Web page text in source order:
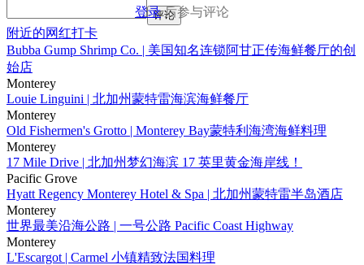
登录后参与评论
评论
附近的网红打卡
Bubba Gump Shrimp Co. | 美国知名连锁阿甘正传海鲜餐厅的创
始店
Monterey
Louie Linguini | 北加州蒙特雷海滨海鲜餐厅
Monterey
Old Fishermen's Grotto | Monterey Bay蒙特利海湾海鲜料理
Monterey
17 Mile Drive | 北加州梦幻海滨 17 英里黄金海岸线！
Pacific Grove
Hyatt Regency Monterey Hotel & Spa | 北加州蒙特雷半岛酒店
Monterey
世界最美沿海公路 | 一号公路 Pacific Coast Highway
Monterey
L'Escargot | Carmel 小镇精致法国料理